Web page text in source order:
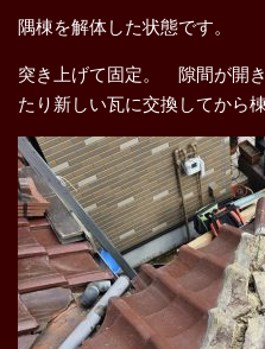
隅棟を解体した状態です。
突き上げて固定。 隙間が開
たり新しい瓦に交換してから